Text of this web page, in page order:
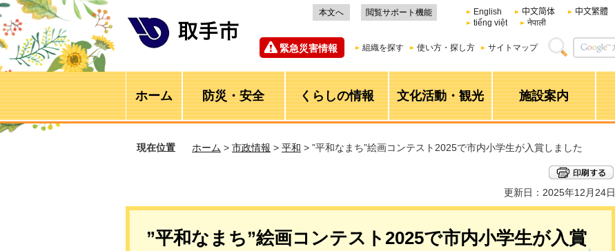
本文へ 閲覧サポート機能 English 中文简体 中文繁體
tiếng việt
नेपाली
緊急災害情報 組織を探す 使い方・探し方 サイトマップ
ホーム 防災・安全 くらしの情報 文化活動・観光 施設案内
現在位置 ホーム > 市政情報 > 平和 > ”平和なまち”絵画コンテスト2025で市内小学生が入賞しました
更新日：2025年12月24日
”平和なまち”絵画コンテスト2025で市内小学生が入賞